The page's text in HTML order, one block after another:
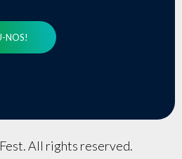
NOS!
All rights reserved.